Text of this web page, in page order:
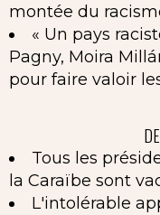
montée du
« Un pays
Pagny, Moira
pour faire valoir
Tous les
la Caraïbe sont
L'intolérable